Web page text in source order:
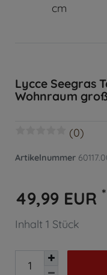
cm
Lycce Seegras
Wohnraum
(0)
Artikelnummer
49,99 EUR *
Inhalt 1 Stück